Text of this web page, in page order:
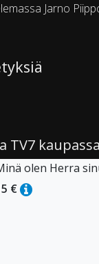
Jarno
TV7 kaupassa
olen Herra
€